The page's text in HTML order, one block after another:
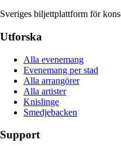
Sveriges biljettplattform för
Utforska
Alla evenemang
Evenemang per stad
Alla arrangörer
Alla artister
Knislinge
Smedjebacken
Support